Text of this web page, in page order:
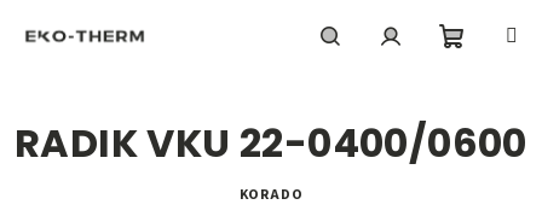
košík
RADIK VKU 22-0400/0600
KORADO